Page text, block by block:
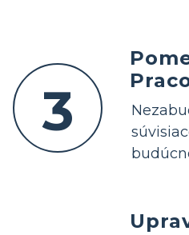
3